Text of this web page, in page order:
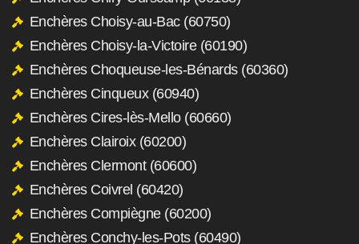
Enchères Choisy-au-Bac (60750)
Enchères Choisy-la-Victoire (60190)
Enchères Choqueuse-les-Bénards (60360)
Enchères Cinqueux (60940)
Enchères Cires-lès-Mello (60660)
Enchères Clairoix (60200)
Enchères Clermont (60600)
Enchères Coivrel (60420)
Enchères Compiègne (60200)
Enchères Conchy-les-Pots (60490)